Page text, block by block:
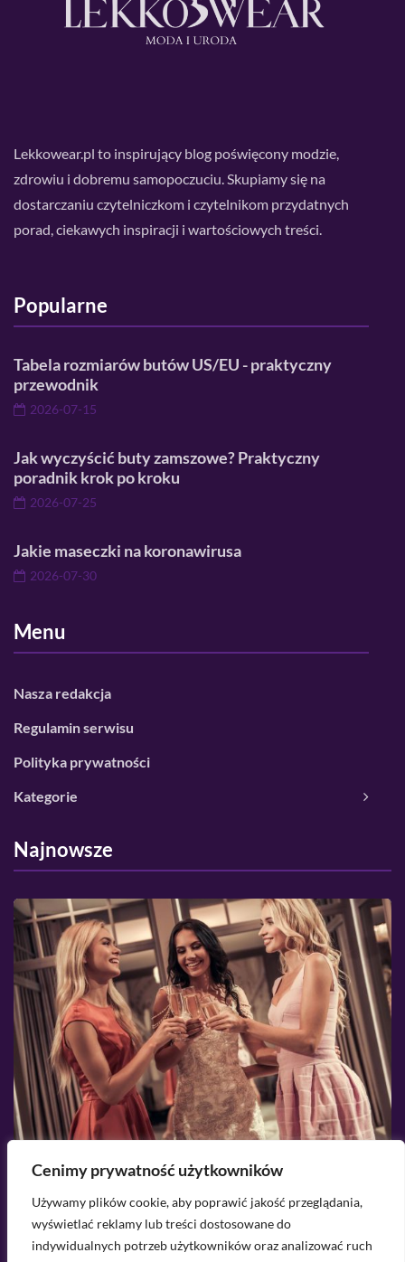
Cenimy prywatność użytkowników
Używamy plików cookie, aby poprawić jakość przeglądania,
wyświetlać reklamy lub treści dostosowane do
indywidualnych potrzeb użytkowników oraz analizować ruch
Lekkowear.pl to inspirujący blog poświęcony modzie,
zdrowiu i dobremu samopoczuciu. Skupiamy się na
dostarczaniu czytelniczkom i czytelnikom przydatnych
porad, ciekawych inspiracji i wartościowych treści.
Popularne
Tabela rozmiarów butów US/EU - praktyczny
przewodnik
2026-07-15
Jak wyczyścić buty zamszowe? Praktyczny
poradnik krok po kroku
2026-07-25
Jakie maseczki na koronawirusa
2026-07-30
Menu
Nasza redakcja
Regulamin serwisu
Polityka prywatności
Kategorie
Najnowsze
2026-08-06
Sukienki na wieczór panieński - jak
wybrać idealną kreację?